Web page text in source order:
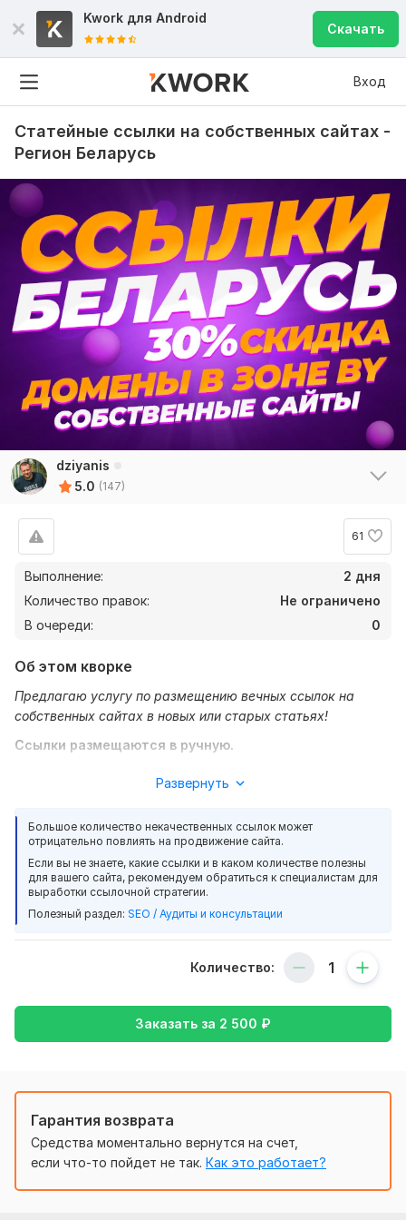
Kwork для Android
Скачать
Вход
Статейные ссылки на собственных сайтах -
Регион Беларусь
dziyanis
5.0 (147)
61
Выполнение:
2 дня
Количество правок:
Не ограничено
В очереди:
0
Об этом кворке
Предлагаю услугу по размещению вечных ссылок на
собственных сайтах в новых или старых статьях!
Ссылки размещаются в ручную.
рассчитаны на роботов ПС Яндекс и Google и других
поисковых систем для улучшения ранжирования сайта в
поисковой выдаче.
Все сайты регион Беларусь с доменной зоной BY!
Тематики:Авто, СМИ, Спорт, Бетон, BBQ, Интернет,
Мода.
Статья 2000 - 3000. Уникальность 80-100%.
1 (одна) картинка в тексте из поиска.
ключ на одну статью на выбор).
Обратите внимание, НЕ размещаю
Развернуть
Большое количество некачественных ссылок может
отрицательно повлиять на продвижение сайта.
Если вы не знаете, какие ссылки и в каком количестве полезны
для вашего сайта, рекомендуем обратиться к специалистам для
выработки ссылочной стратегии.
Полезный раздел: SEO / Аудиты и консультации
Количество:
Заказать за 2 500 ₽
Гарантия возврата
Средства моментально вернутся на счет,
если что-то пойдет не так. Как это работает?
Рейтинги по критериям
Скорость
Качество
Коммуникация
Prorok23 27 дней назад
Быстро, недорого и качественно
na5zvezd 5 месяцев назад
Все прошло отлично, ссылки размещены
T truexe
Большое спасибо, очень быстро и качественно
сделано
vsevprokatby 6 месяцев назад
Все быстро и оперативно, спасибо большое
Agvento 8 месяцев назад